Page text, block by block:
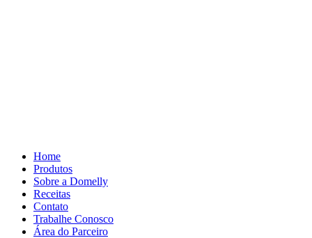
Home
Produtos
Sobre a Domelly
Receitas
Contato
Trabalhe Conosco
Área do Parceiro